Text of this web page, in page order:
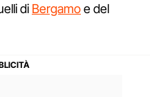
di Bergamoe del